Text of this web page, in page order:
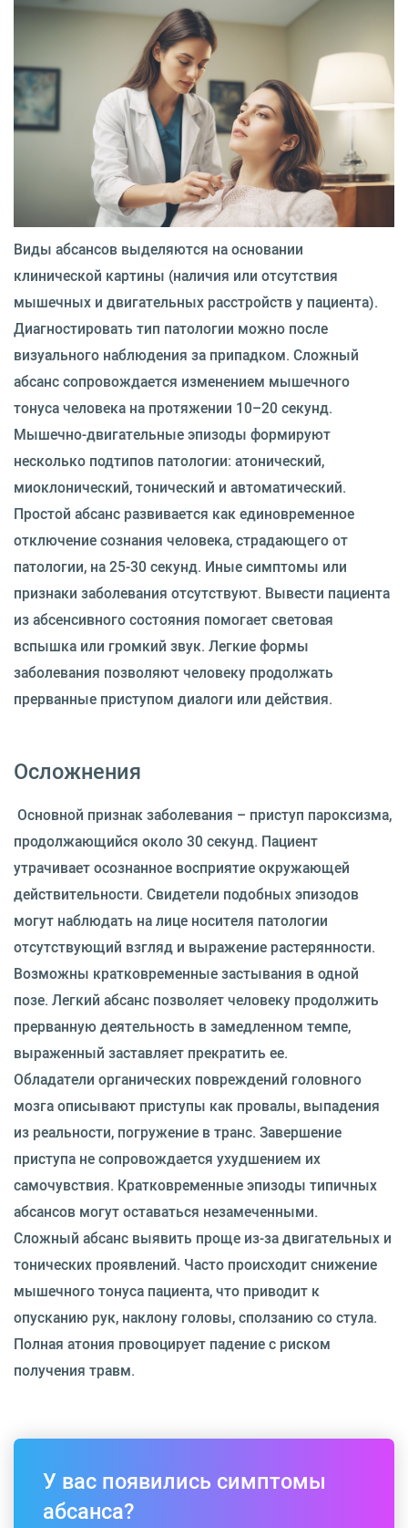
Виды абсансов выделяются на основании
клинической картины (наличия или отсутствия
мышечных и двигательных расстройств у пациента).
Диагностировать тип патологии можно после
визуального наблюдения за припадком. Сложный
абсанс сопровождается изменением мышечного
тонуса человека на протяжении 10–20 секунд.
Мышечно-двигательные эпизоды формируют
несколько подтипов патологии: атонический,
миоклонический, тонический и автоматический.
Простой абсанс развивается как единовременное
отключение сознания человека, страдающего от
патологии, на 25-30 секунд. Иные симптомы или
признаки заболевания отсутствуют. Вывести пациента
из абсенсивного состояния помогает световая
вспышка или громкий звук. Легкие формы
заболевания позволяют человеку продолжать
прерванные приступом диалоги или действия.
Осложнения
Основной признак заболевания – приступ пароксизма,
продолжающийся около 30 секунд. Пациент
утрачивает осознанное восприятие окружающей
действительности. Свидетели подобных эпизодов
могут наблюдать на лице носителя патологии
отсутствующий взгляд и выражение растерянности.
Возможны кратковременные застывания в одной
позе. Легкий абсанс позволяет человеку продолжить
прерванную деятельность в замедленном темпе,
выраженный заставляет прекратить ее.
Обладатели органических повреждений головного
мозга описывают приступы как провалы, выпадения
из реальности, погружение в транс. Завершение
приступа не сопровождается ухудшением их
самочувствия. Кратковременные эпизоды типичных
абсансов могут оставаться незамеченными.
Сложный абсанс выявить проще из-за двигательных и
тонических проявлений. Часто происходит снижение
мышечного тонуса пациента, что приводит к
опусканию рук, наклону головы, сползанию со стула.
Полная атония провоцирует падение с риском
получения травм.
У вас появились симптомы
абсанса?